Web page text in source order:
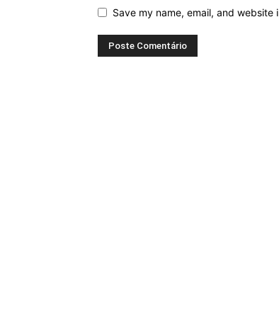
Save my name, email, and